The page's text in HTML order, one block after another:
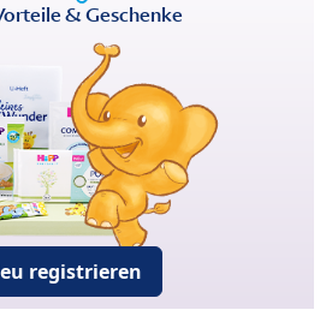
& Geschenke
registrieren